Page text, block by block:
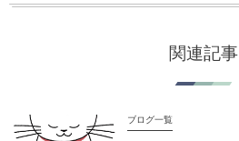
関連記事
ブログ一覧